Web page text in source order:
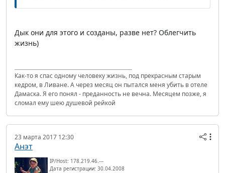
Дык они для этого и созданы, разве нет? Облегчить
жизнь)
Как-то я спас одному человеку жизнь, под прекрасным старым
кедром, в Ливане. А через месяц он пытался меня убить в отеле
Дамаска. Я его понял - преданность не вечна. Месяцем позже, я
сломал ему шею душевой рейкой
23 марта 2017 12:30
Анэт
IP/Host: 178.219.46.---
Дата регистрации: 30.04.2008